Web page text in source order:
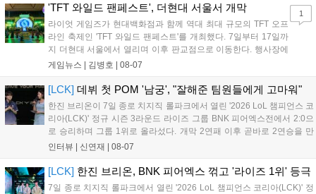
17일까지 이어지는 이번 행사는 신규 세트 체험과 공연 등 다양한 즐길
거리를 제공하며, 이후 현대백화점 판교점에서도 행사가 이어질 예정입
니다. 연말에는 라스베이거스 오픈이 개최됩니다....
'TFT 와일드 팬페스트', 더현대 서울서 개막
라이엇 게임즈가 현대백화점과 함께 역대 최대 규모의 TFT 오프
라인 축제인 'TFT 와일드 팬페스트'를 개최했다. 7일부터 17일까
지 더현대 서울에서 열리며 이후 판교점으로 이동한다. 행사장에
는 체험, 스페셜, 무대 존이 마련됐으며 8일 오후 2시 인비테이셔
연 등 다채로운 일정이 준비되어 있다. 사전 예약은 조기 마감될
만큼 큰 인기를 끌고 있다....
게임뉴스 | 김병호 08-07
1
[LCK] 데뷔 첫 POM '남궁', "잘해준 팀원들에게 고마워"
한진 브리온이 7일 종로 치지직 롤파크에서 열린 '2026 LoL 챔피언스 코
리아(LCK)' 정규 시즌 3라운드 라이즈 그룹 BNK 피어엑스전에서 2:0으
로 승리하며 그룹 1위로 올라섰다. 개막 2연패 이후 곧바로 2연승을 만
들어내면서 이어질 4라운드에 대한 기대감을 올렸다. 다음은 이날 데뷔
인터뷰 | 신연재 08-07
[LCK] 한진 브리온, BNK 피어엑스 꺾고 '라이즈 1위' 등극
7일 종로 치지직 롤파크에서 열린 '2026 LoL 챔피언스 코리아(LCK)' 정